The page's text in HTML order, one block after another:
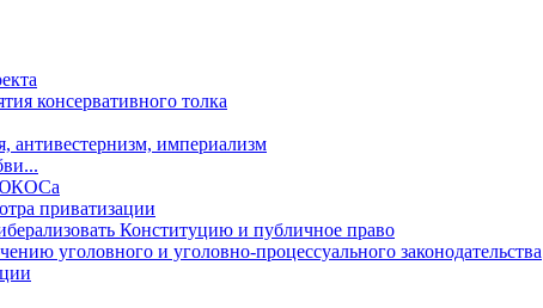
консервативного толка
антивестернизм, империализм
ЮКОСа
приватизации
Конституцию и публичное право
уголовного и уголовно-процессуального законодательства